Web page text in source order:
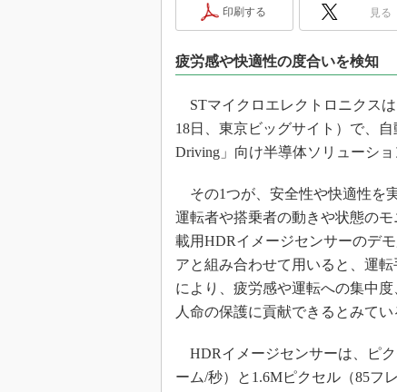
製品
“異端
イノ
JASA
「英
ため
印刷する 見る
疲労感や快適性の度合いを検知
STマイクロエレクトロニクスは
18日、東京ビッグサイト）で、
Driving」向け半導体ソリューショ
その1つが、安全性や快適性を
運転者や搭乗者の動きや状態の
載用HDRイメージセンサーのデ
アと組み合わせて用いると、運
により、疲労感や運転への集中
人命の保護に貢献できるとみてい
HDRイメージセンサーは、ピク
ーム/秒）と1.6Mピクセル（85フ